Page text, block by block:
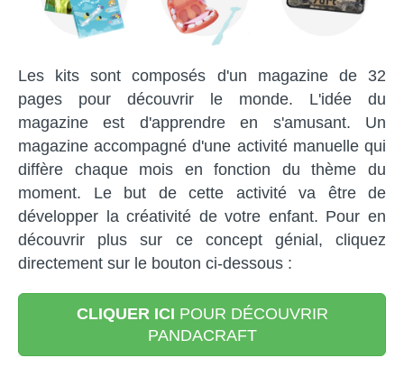
Les kits sont composés d'un magazine de 32
pages pour découvrir le monde. L'idée du
magazine est d'apprendre en s'amusant. Un
magazine accompagné d'une activité manuelle qui
diffère chaque mois en fonction du thème du
moment. Le but de cette activité va être de
développer la créativité de votre enfant. Pour en
découvrir plus sur ce concept génial, cliquez
directement sur le bouton ci-dessous :
CLIQUER ICI POUR DÉCOUVRIR
PANDACRAFT